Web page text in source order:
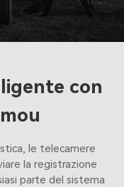
con
le telecamere
la registrazione
parte del sistema